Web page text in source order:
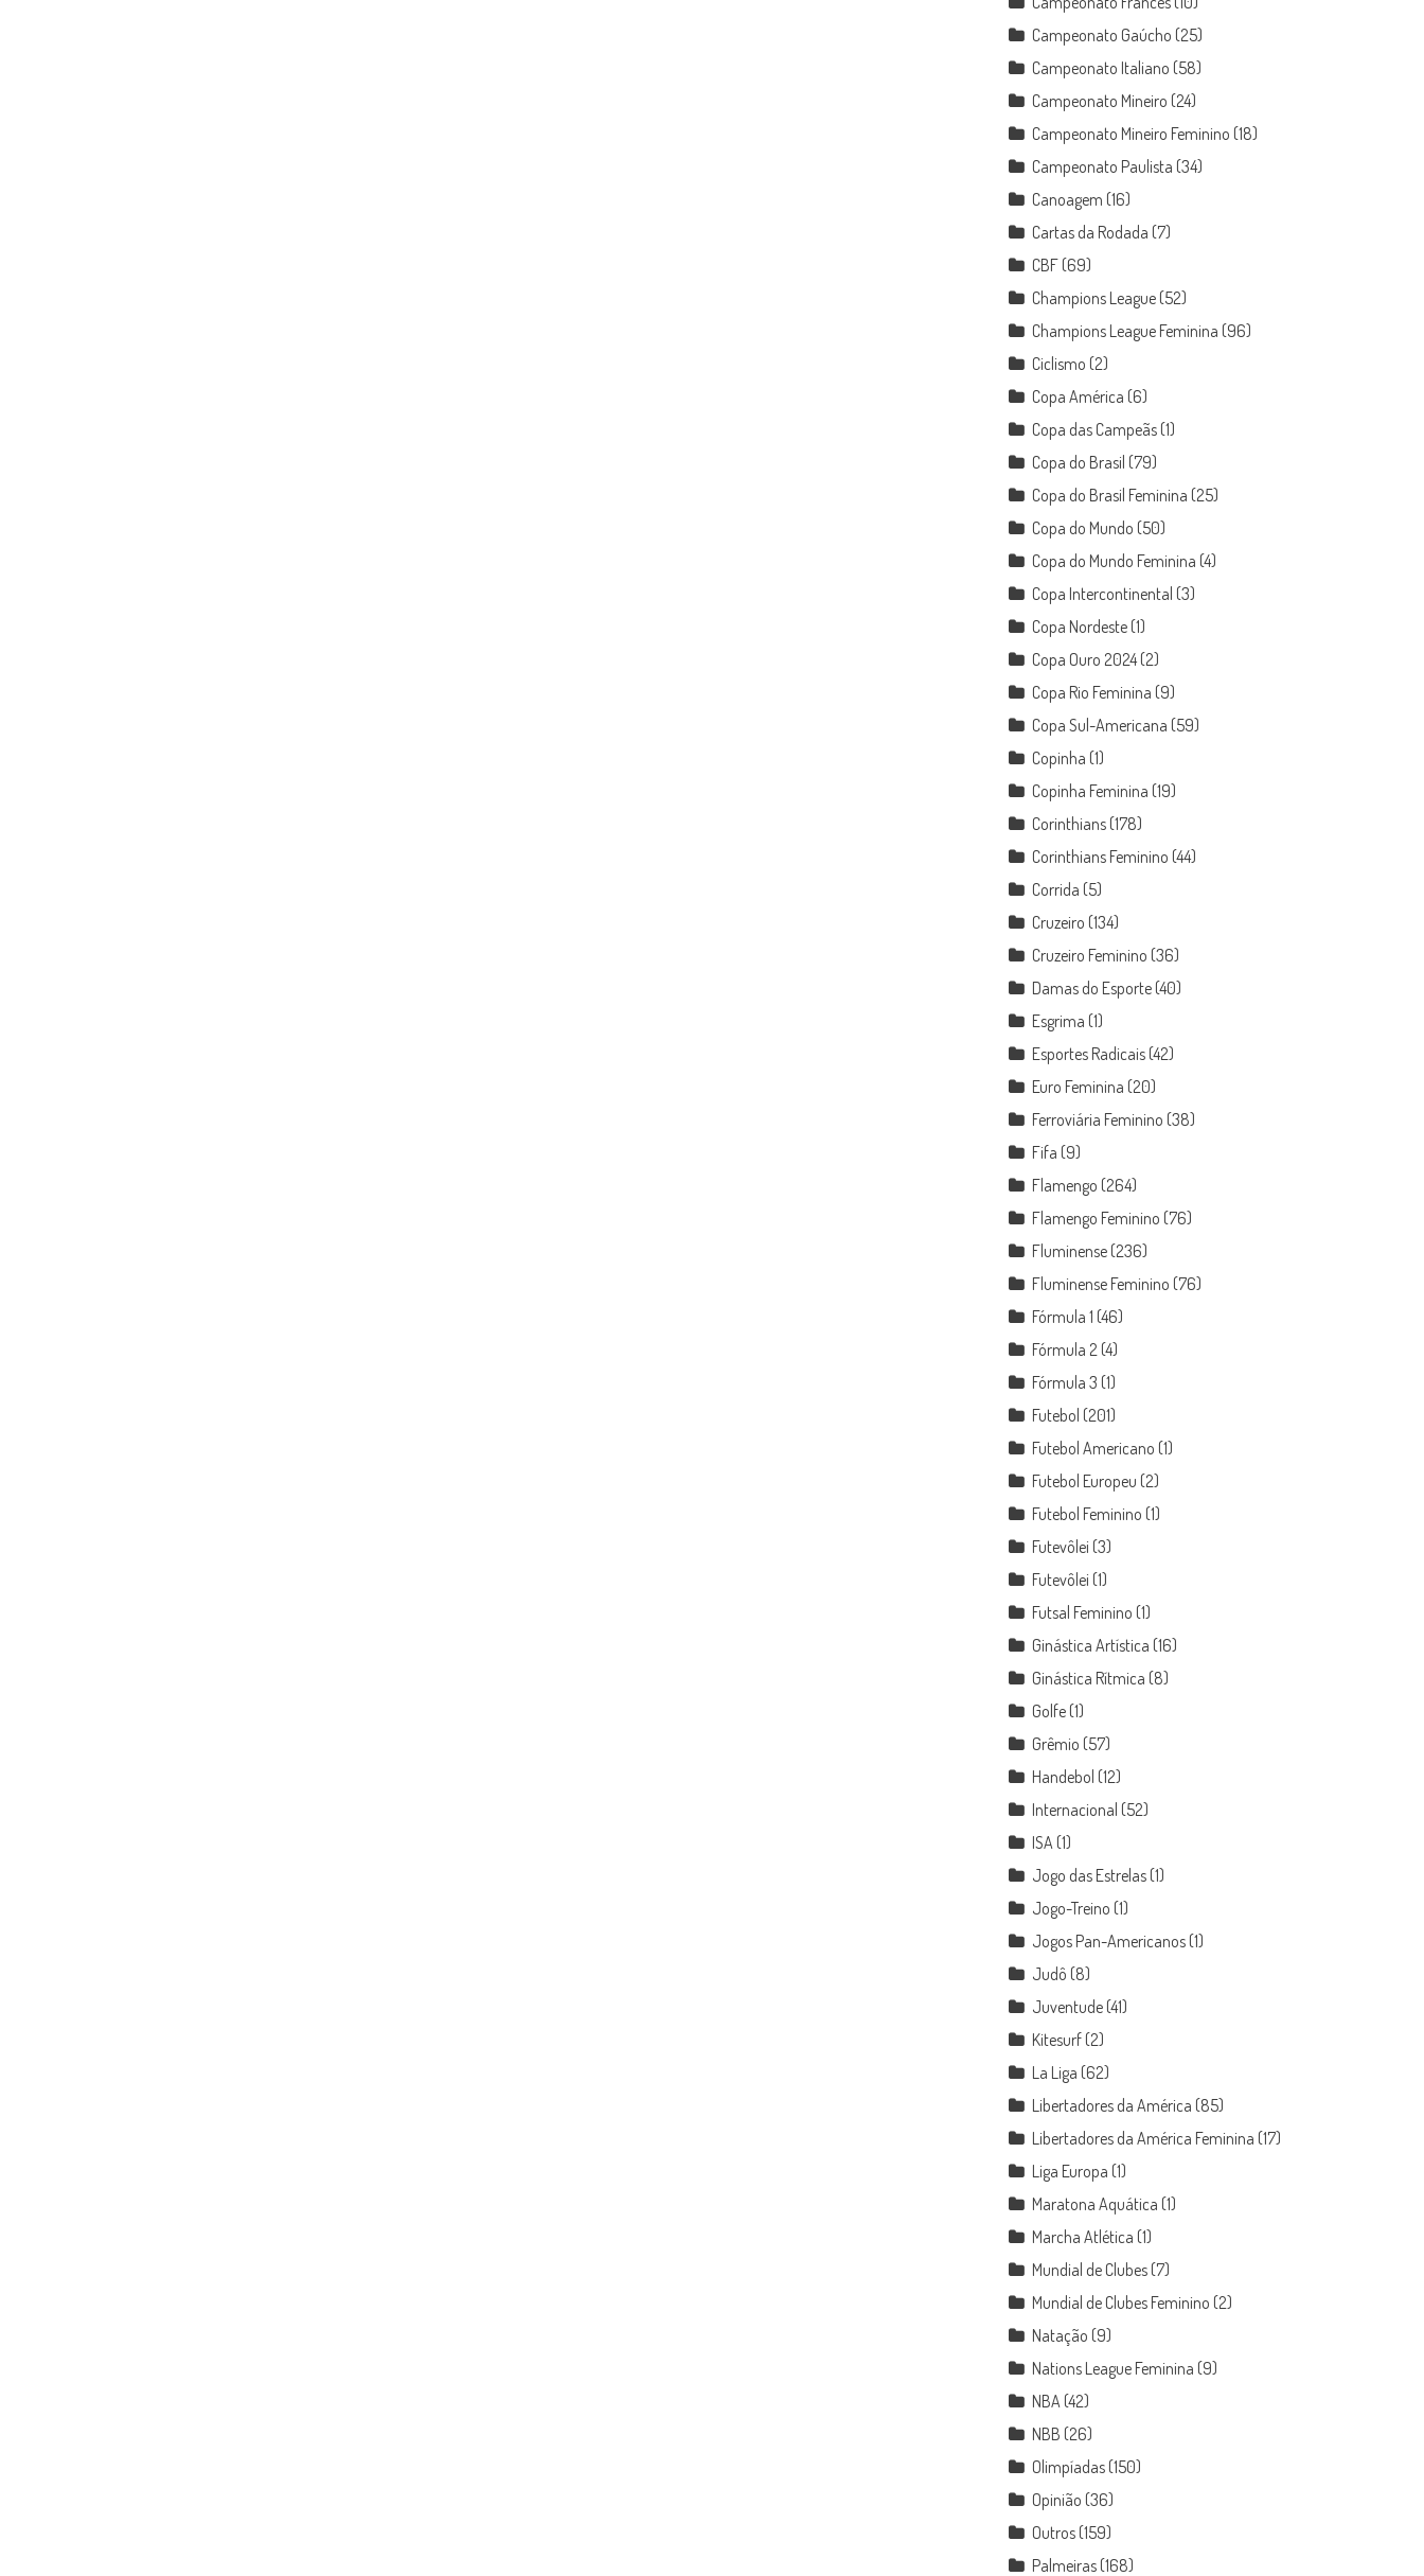
Campeonato Gaúcho (25)
Campeonato Italiano (58)
Campeonato Mineiro (24)
Campeonato Mineiro Feminino (18)
Campeonato Paulista (34)
Canoagem (16)
Cartas da Rodada (7)
CBF (69)
Champions League (52)
Champions League Feminina (96)
Ciclismo (2)
Copa América (6)
Copa das Campeãs (1)
Copa do Brasil (79)
Copa do Brasil Feminina (25)
Copa do Mundo (50)
Copa do Mundo Feminina (4)
Copa Intercontinental (3)
Copa Nordeste (1)
Copa Ouro 2024(2)
Copa Rio Feminina (9)
Copa Sul-Americana (59)
Copinha (1)
Copinha Feminina (19)
Corinthians (178)
Corinthians Feminino (44)
Corrida (5)
Cruzeiro (134)
Cruzeiro Feminino (36)
Damas do Esporte (40)
Esgrima (1)
Esportes Radicais (42)
Euro Feminina (20)
Ferroviária Feminino (38)
Fifa (9)
Flamengo (264)
Flamengo Feminino (76)
Fluminense (236)
Fluminense Feminino (76)
Fórmula 1 (46)
Fórmula 2 (4)
Fórmula 3 (1)
Futebol (201)
Futebol Americano (1)
Futebol Europeu (2)
Futebol Feminino (1)
Futevôlei (3)
Futevôlei (1)
Futsal Feminino (1)
Ginástica Artística (16)
Ginástica Rítmica (8)
Golfe (1)
Grêmio (57)
Handebol (12)
Internacional (52)
ISA (1)
Jogo das Estrelas (1)
Jogo-Treino (1)
Jogos Pan-Americanos (1)
Judô (8)
Juventude (41)
Kitesurf (2)
La Liga (62)
Libertadores da América (85)
Libertadores da América Feminina (17)
Liga Europa (1)
Maratona Aquática (1)
Marcha Atlética (1)
Mundial de Clubes (7)
Mundial de Clubes Feminino (2)
Natação (9)
Nations League Feminina (9)
NBA (42)
NBB (26)
Olimpíadas (150)
Opinião (36)
Outros (159)
Palmeiras (168)